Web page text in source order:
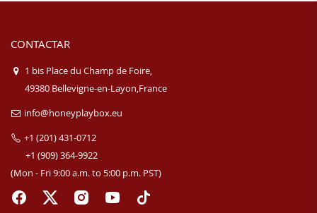
CONTACTAR
1 bis Place du Champ de Foire,
49380 Bellevigne-en-Layon,France
info@honeyplaybox.eu
+1 (201) 431-0712
+1 (909) 364-9922
(Mon - Fri 9:00 a.m. to 5:00 p.m. PST)